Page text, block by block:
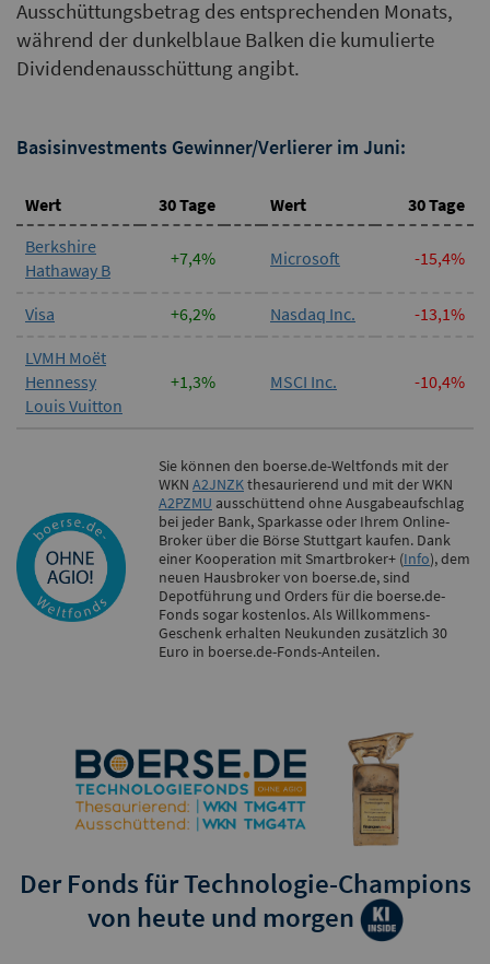
Ausschüttungsbetrag des entsprechenden Monats,
während der dunkelblaue Balken die kumulierte
Dividendenausschüttung angibt.
Basisinvestments Gewinner/Verlierer im Juni:
Wert 30 Tage Wert
30 Tage
Berkshire
Hathaway B
+7,4% Microsoft -15,4%
Visa +6,2% Nasdaq Inc.
-13,1%
LVMH Moët
Hennessy
Louis Vuitton
+1,3% MSCI Inc. -10,4%
Sie können den boerse.de-Weltfonds mit der
WKN A2JNZKthesaurierend und mit der WKN
A2PZMU ausschüttend ohne Ausgabeaufschlag
bei jeder Bank, Sparkasse oder Ihrem Online-
Broker über die Börse Stuttgart kaufen. Dank
einer Kooperation mit Smartbroker+ (Info), dem
neuen Hausbroker von boerse.de, sind
Depotführung und Orders für die boerse.de-
Fonds sogar kostenlos. Als Willkommens-
Geschenk erhalten Neukunden zusätzlich 30
Euro in boerse.de-Fonds-Anteilen.
Der Fonds für Technologie-Champions
von heute und morgen